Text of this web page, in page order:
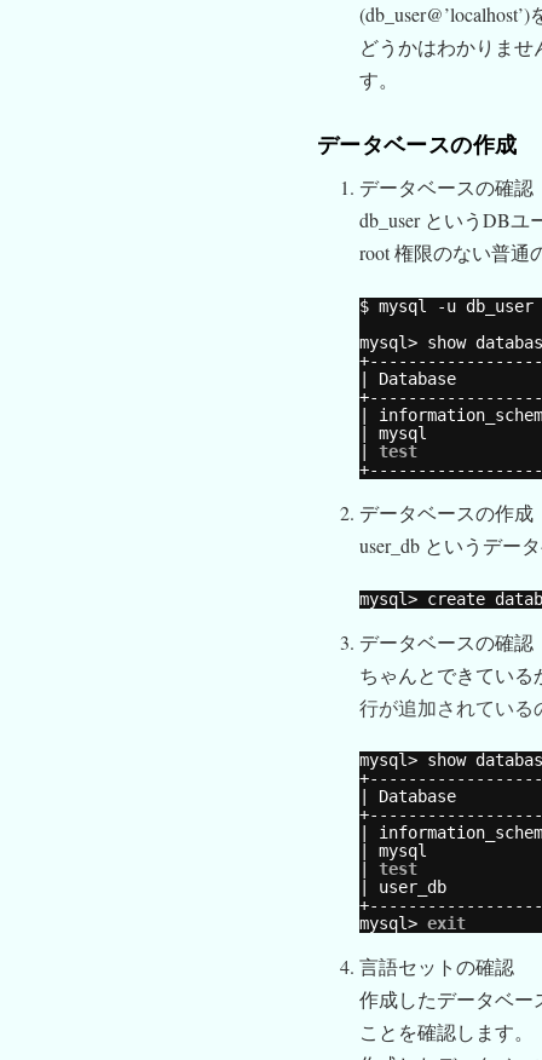
どうかはわかりま
す。
データベースの作成
データベースの確認
db_user というDBユ
root 権限のない普通
$ mysql -u db_user
mysql> show
| Database
|
| mysql
test
データベースの作成
user_db というデー
mysql> create
データベースの確認
ちゃんとできている
行が追加されている
mysql> show
| Database
|
| mysql
test
| user_db
mysql> exit
言語セットの確認
作成したデータベー
ことを確認します。